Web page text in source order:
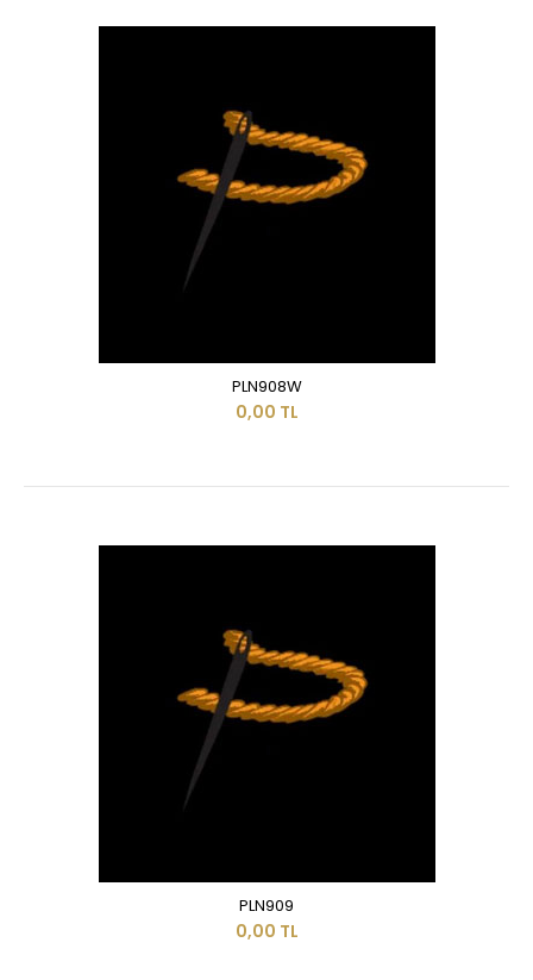
PLN908W
0,00 TL
PLN909
0,00 TL